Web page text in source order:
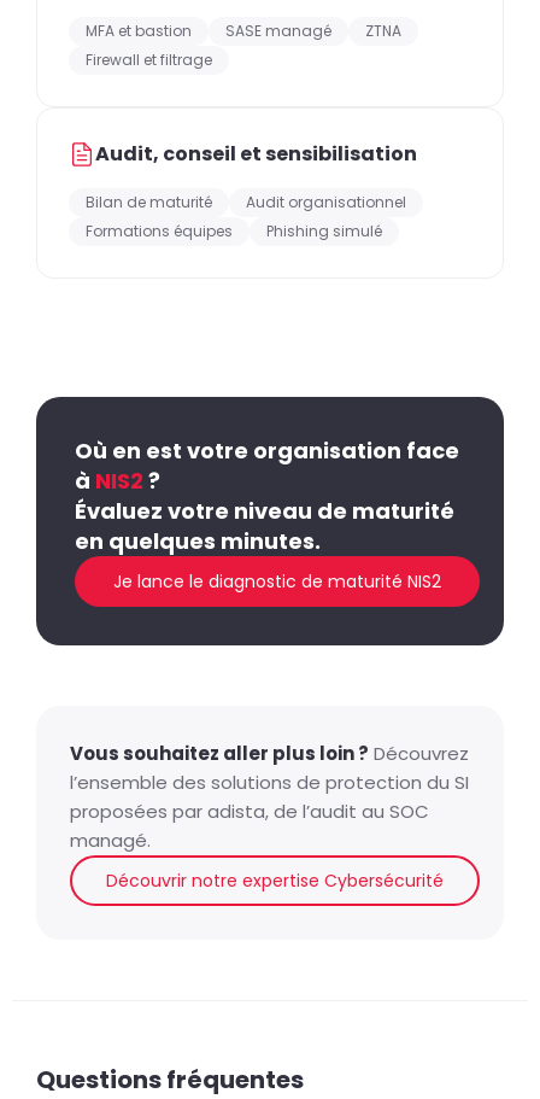
MFA et bastion SASE managé
ZTNA
Firewall et filtrage
Audit, conseil et sensibilisation
Bilan de maturité
Audit organisationnel
Formations équipes
Phishing simulé
Où en est votre organisation face
à NIS2 ?
Évaluez votre niveau de maturité
en quelques minutes.
Je lance le diagnostic de maturité NIS2
Vous souhaitez aller plus loin ? Découvrez
l’ensemble des solutions de protection du SI
proposées par adista, de l’audit au SOC
managé.
Découvrir notre expertise Cybersécurité
Questions fréquentes